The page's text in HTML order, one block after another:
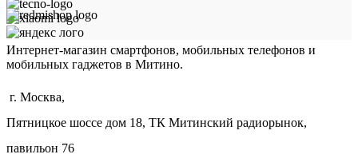
Интернет-магазин смартфонов, мобильных телефонов и
мобильных гаджетов в Митино.
г. Москва,
Пятницкое шоссе дом 18, ТК Митинский радиорынок,
павильон 76